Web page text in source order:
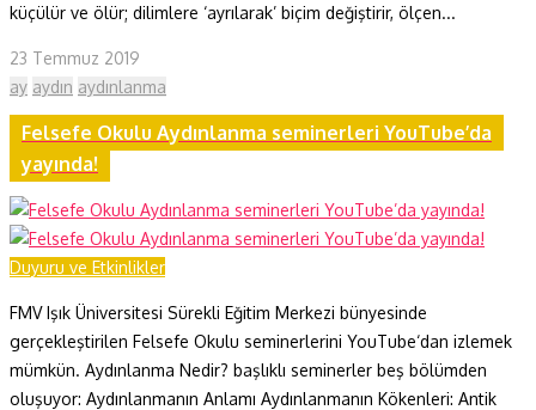
küçülür ve ölür; dilimlere ‘ayrılarak’ biçim değiştirir, ölçen...
23 Temmuz 2019
ay aydın aydınlanma
Felsefe Okulu Aydınlanma seminerleri YouTube’da
yayında!
Duyuru ve Etkinlikler
FMV Işık Üniversitesi Sürekli Eğitim Merkezi bünyesinde
gerçekleştirilen Felsefe Okulu seminerlerini YouTube‘dan izlemek
mümkün. Aydınlanma Nedir? başlıklı seminerler beş bölümden
oluşuyor: Aydınlanmanın Anlamı Aydınlanmanın Kökenleri: Antik